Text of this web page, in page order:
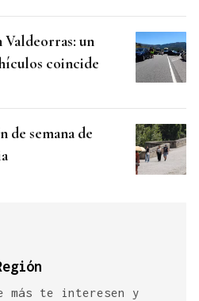
un
coincide
de semana de
más te interesen y